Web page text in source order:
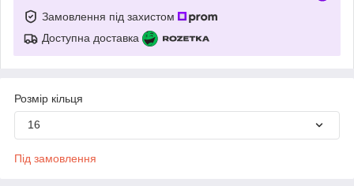
Замовлення під захистом
Доступна доставка
Розмір кільця
16
Під замовлення